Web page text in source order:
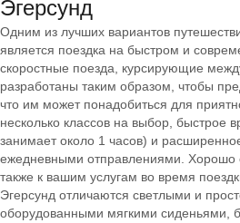
Эгерсунд
Одним из лучших вариантов
является поездка на быстром и
скоростные поезда, курсирующие
разработаны таким образом, чтобы
что им может понадобиться для
несколько классов на выбор, быстрое
занимает около 1 часов) и
ежедневными отправлениями. Хорошо
также к вашим услугам во время
Эгерсунд отличаются светлыми и
оборудованными мягкими сиденьями,